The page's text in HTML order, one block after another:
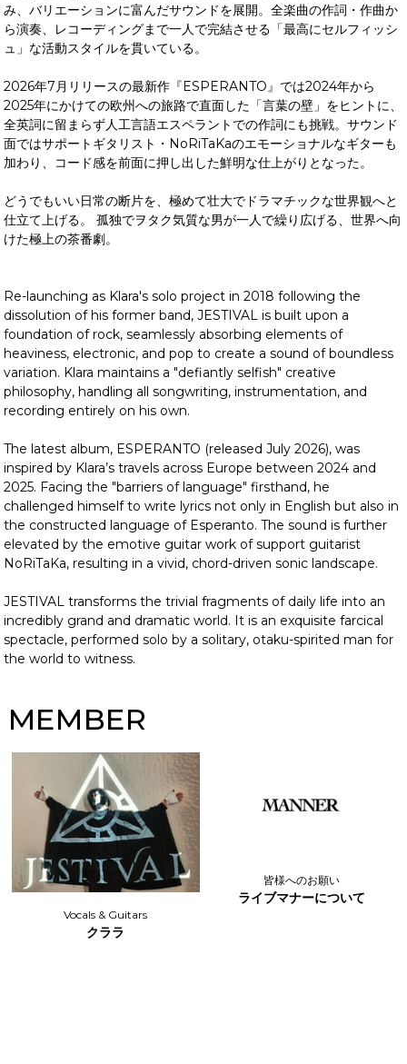
み、バリエーションに富んだサウンドを展開。全楽曲の作詞・作曲か
ら演奏、レコーディングまで一人で完結させる「最高にセルフィッシ
ュ」な活動スタイルを貫いている。
2026年7月リリースの最新作『ESPERANTO』では2024年から
2025年にかけての欧州への旅路で直面した「言葉の壁」をヒントに、
全英詞に留まらず人工言語エスペラントでの作詞にも挑戦。サウンド
面ではサポートギタリスト・NoRiTaKaのエモーショナルなギターも
加わり、コード感を前面に押し出した鮮明な仕上がりとなった。
どうでもいい日常の断片を、極めて壮大でドラマチックな世界観へと
仕立て上げる。 孤独でヲタク気質な男が一人で繰り広げる、世界へ向
けた極上の茶番劇。
Re-launching as Klara's solo project in 2018 following the
dissolution of his former band, JESTIVAL is built upon a
foundation of rock, seamlessly absorbing elements of
heaviness, electronic, and pop to create a sound of boundless
variation. Klara maintains a "defiantly selfish" creative
philosophy, handling all songwriting, instrumentation, and
recording entirely on his own.
The latest album, ESPERANTO (released July 2026), was
inspired by Klara’s travels across Europe between 2024 and
2025. Facing the "barriers of language" firsthand, he
challenged himself to write lyrics not only in English but also in
the constructed language of Esperanto. The sound is further
elevated by the emotive guitar work of support guitarist
NoRiTaKa, resulting in a vivid, chord-driven sonic landscape.
JESTIVAL transforms the trivial fragments of daily life into an
incredibly grand and dramatic world. It is an exquisite farcical
spectacle, performed solo by a solitary, otaku-spirited man for
the world to witness.
MEMBER
Vocals & Guitars
クララ
皆様へのお願い
ライブマナーについて